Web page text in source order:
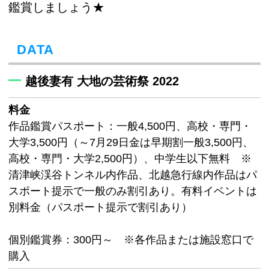
鑑賞しましょう★
DATA
越後妻有 大地の芸術祭 2022
料金
作品鑑賞パスポート：一般4,500円、高校・専門・
大学3,500円（～7月29日金は早期割一般3,500円、
高校・専門・大学2,500円）、中学生以下無料 ※
清津峡渓谷トンネル内作品、北越急行線内作品はパ
スポート提示で一般のみ割引あり。有料イベントは
別料金（パスポート提示で割引あり）
個別鑑賞券：300円～ ※各作品または施設窓口で
購入